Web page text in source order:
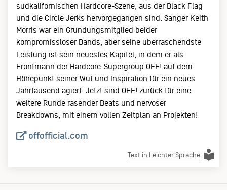
südkalifornischen Hardcore-Szene, aus der Black Flag
und die Circle Jerks hervorgegangen sind. Sänger Keith
Morris war ein Gründungsmitglied beider
kompromissloser Bands, aber seine überraschendste
Leistung ist sein neuestes Kapitel, in dem er als
Frontmann der Hardcore-Supergroup OFF! auf dem
Höhepunkt seiner Wut und Inspiration für ein neues
Jahrtausend agiert. Jetzt sind OFF! zurück für eine
weitere Runde rasender Beats und nervöser
Breakdowns, mit einem vollen Zeitplan an Projekten!
offofficial.com
Text in Leichter Sprache